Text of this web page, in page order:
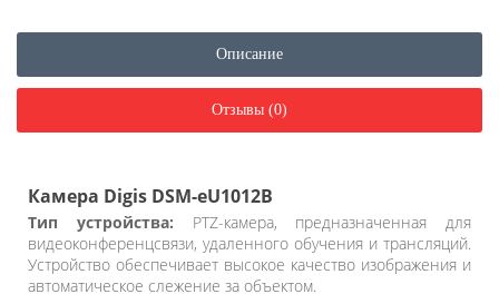
Описание
Отзывы (0)
Камера Digis DSM-eU1012B
Тип устройства: PTZ-камера, предназначенная для
видеоконференцсвязи, удаленного обучения и трансляций.
Устройство обеспечивает высокое качество изображения и
автоматическое слежение за объектом.